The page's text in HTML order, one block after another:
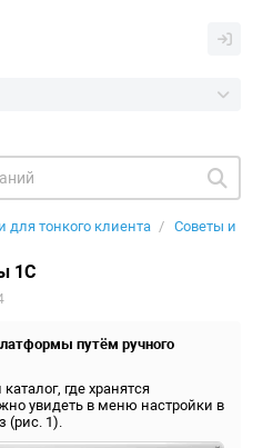
для тонкого клиента
Советы и
1С
путём ручного
где хранятся
увидеть в меню настройки в
(рис. 1).